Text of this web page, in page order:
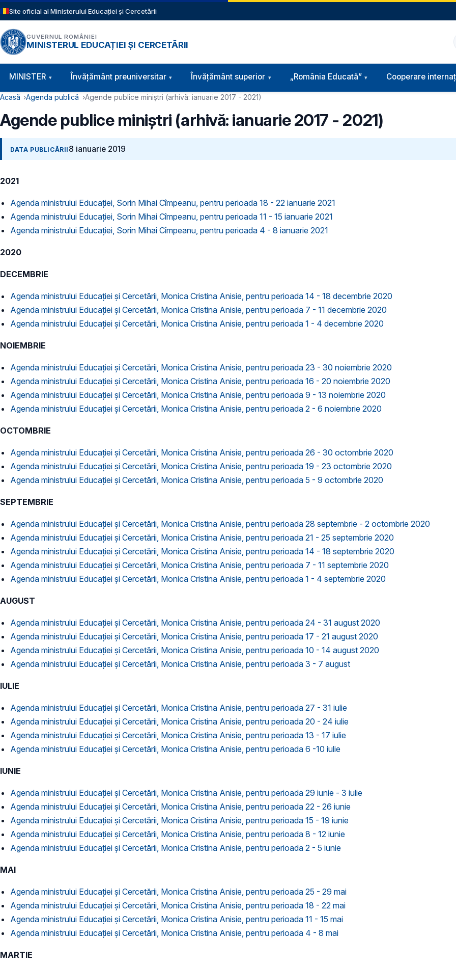
Sari la conținutul principal
Site oficial al Ministerului Educației și Cercetării
GUVERNUL ROMÂNIEI
MINISTERUL EDUCAȚIEI ȘI CERCETĂRII
Navigație principală
MINISTER Învăţământ preuniversitar Învățământ superior „România Educată” Cooperare
Cale de navigare
Acasă Agenda publică Agende publice miniștri (arhivă: ianuarie 2017 - 2021)
Agende publice miniștri (arhivă: ianuarie 2017 - 2021)
DATA PUBLICĂRII 8 ianuarie 2019
2021
Agenda ministrului Educației, Sorin Mihai Cîmpeanu, pentru perioada 18 - 22 ianuarie 2021
Agenda ministrului Educației, Sorin Mihai Cîmpeanu, pentru perioada 11 - 15 ianuarie 2021
Agenda ministrului Educației, Sorin Mihai Cîmpeanu, pentru perioada 4 - 8 ianuarie 2021
2020
DECEMBRIE
Agenda ministrului Educației și Cercetării, Monica Cristina Anisie, pentru perioada 14 - 18 decembrie 2020
Agenda ministrului Educației și Cercetării, Monica Cristina Anisie, pentru perioada 7 - 11 decembrie 2020
Agenda ministrului Educației și Cercetării, Monica Cristina Anisie, pentru perioada 1 - 4 decembrie 2020
NOIEMBRIE
Agenda ministrului Educației și Cercetării, Monica Cristina Anisie, pentru perioada 23 - 30 noiembrie 2020
Agenda ministrului Educației și Cercetării, Monica Cristina Anisie, pentru perioada 16 - 20 noiembrie 2020
Agenda ministrului Educației și Cercetării, Monica Cristina Anisie, pentru perioada 9 - 13 noiembrie 2020
Agenda ministrului Educației și Cercetării, Monica Cristina Anisie, pentru perioada 2 - 6 noiembrie 2020
OCTOMBRIE
Agenda ministrului Educației și Cercetării, Monica Cristina Anisie, pentru perioada 26 - 30 octombrie 2020
Agenda ministrului Educației și Cercetării, Monica Cristina Anisie, pentru perioada 19 - 23 octombrie 2020
Agenda ministrului Educației și Cercetării, Monica Cristina Anisie, pentru perioada 5 - 9 octombrie 2020
SEPTEMBRIE
Agenda ministrului Educației și Cercetării, Monica Cristina Anisie, pentru perioada 28 septembrie - 2 octombrie 2020
Agenda ministrului Educației și Cercetării, Monica Cristina Anisie, pentru perioada 21 - 25 septembrie 2020
Agenda ministrului Educației și Cercetării, Monica Cristina Anisie, pentru perioada 14 - 18 septembrie 2020
Agenda ministrului Educației și Cercetării, Monica Cristina Anisie, pentru perioada 7 - 11 septembrie 2020
Agenda ministrului Educației și Cercetării, Monica Cristina Anisie, pentru perioada 1 - 4 septembrie 2020
AUGUST
Agenda ministrului Educației și Cercetării, Monica Cristina Anisie, pentru perioada 24 - 31 august 2020
Agenda ministrului Educației și Cercetării, Monica Cristina Anisie, pentru perioada 17 - 21 august 2020
Agenda ministrului Educației și Cercetării, Monica Cristina Anisie, pentru perioada 10 - 14 august 2020
Agenda ministrului Educației și Cercetării, Monica Cristina Anisie, pentru perioada 3 - 7 august
IULIE
Agenda ministrului Educației și Cercetării, Monica Cristina Anisie, pentru perioada 27 - 31 iulie
Agenda ministrului Educației și Cercetării, Monica Cristina Anisie, pentru perioada 20 - 24 iulie
Agenda ministrului Educației și Cercetării, Monica Cristina Anisie, pentru perioada 13 - 17 iulie
Agenda ministrului Educației și Cercetării, Monica Cristina Anisie, pentru perioada 6 -10 iulie
IUNIE
Agenda ministrului Educației și Cercetării, Monica Cristina Anisie, pentru perioada 29 iunie - 3 iulie
Agenda ministrului Educației și Cercetării, Monica Cristina Anisie, pentru perioada 22 - 26 iunie
Agenda ministrului Educației și Cercetării, Monica Cristina Anisie, pentru perioada 15 - 19 iunie
Agenda ministrului Educației și Cercetării, Monica Cristina Anisie, pentru perioada 8 - 12 iunie
Agenda ministrului Educației și Cercetării, Monica Cristina Anisie, pentru perioada 2 - 5 iunie
MAI
Agenda ministrului Educației și Cercetării, Monica Cristina Anisie, pentru perioada 25 - 29 mai
Agenda ministrului Educației și Cercetării, Monica Cristina Anisie, pentru perioada 18 - 22 mai
Agenda ministrului Educației și Cercetării, Monica Cristina Anisie, pentru perioada 11 - 15 mai
Agenda ministrului Educației și Cercetării, Monica Cristina Anisie, pentru perioada 4 - 8 mai
MARTIE